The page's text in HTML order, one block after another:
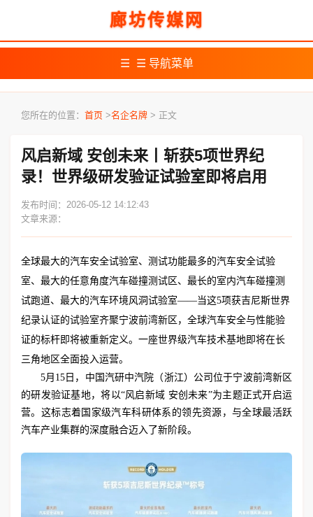
廊坊传媒网
☰ 导航菜单
您所在的位置： 首页 >名企名牌 > 正文
风启新域 安创未来丨斩获5项世界纪
录！世界级研发验证试验室即将启用
发布时间：2026-05-12 14:12:43
文章来源：
全球最大的汽车安全试验室、测试功能最多的汽车安全试验
室、最大的任意角度汽车碰撞测试区、最长的室内汽车碰撞测
试跑道、最大的汽车环境风洞试验室——当这5项获吉尼斯世界
纪录认证的试验室齐聚宁波前湾新区，全球汽车安全与性能验
证的标杆即将被重新定义。一座世界级汽车技术基地即将在长
三角地区全面投入运营。
5月15日，中国汽研中汽院（浙江）公司位于宁波前湾新区
的研发验证基地，将以“风启新域 安创未来”为主题正式开启运
营。这标志着国家级汽车科研体系的领先资源，与全球最活跃
汽车产业集群的深度融合迈入了新阶段。